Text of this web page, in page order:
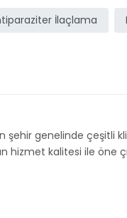
İlaçlama
şehir genelinde çeşitli
hizmet kalitesi ile öne